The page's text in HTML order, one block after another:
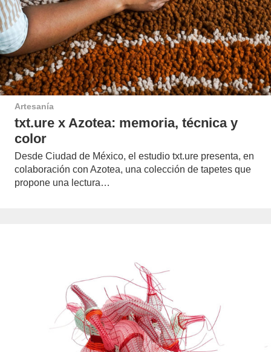
Artesanía
txt.ure x Azotea: memoria, técnica y
color
Desde Ciudad de México, el estudio txt.ure presenta, en
colaboración con Azotea, una colección de tapetes que
propone una lectura…